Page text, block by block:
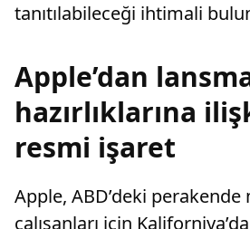
tanıtılabileceği ihtimali
Apple’dan
hazırlıklarına
resmi işaret
Apple, ABD’deki perakende
çalışanları için